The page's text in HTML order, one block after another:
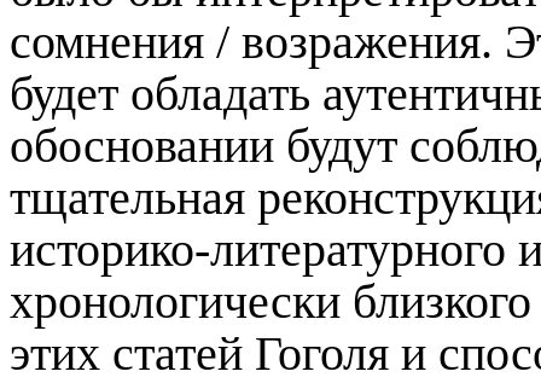
сомнения / возражения.
будет обладать
обосновании будут
тщательная
историко-литературного
хронологически
этих статей Гоголя и